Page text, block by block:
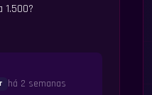
há 2 semanas